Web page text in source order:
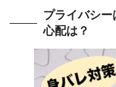
プライバシ
心配は？